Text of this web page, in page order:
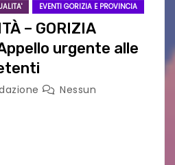
EVENTI GORIZIA E PROVINCIA
– GORIZIA
urgente alle
Nessun